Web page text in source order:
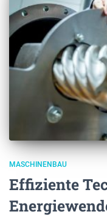
MASCHINENBAU
Effiziente